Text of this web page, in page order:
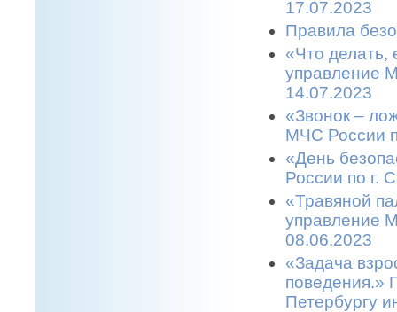
17.07.2023
Правила
«Что делать,
управление
14.07.2023
«Звонок –
МЧС России
«День
России по г.
«Травяной
управление
08.06.2023
«Задача
поведения.»
Петербургу